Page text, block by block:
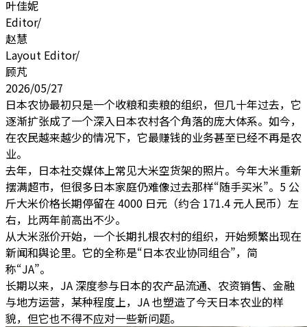
叶佳妮
Editor/
赵慧
Layout Editor/
顾芃
2026/05/27
日本农协最初只是一个收粮和卖粮的组织，但几十年过去，它
逐渐扩张成了一个深入日本农村各个角落的庞大体系。如今，
在农民越来越少的情况下，它最赚钱的业务甚至已经不再是农
业。
去年，日本社交媒体上常见大米空货架的照片。今年大米重新
摆满超市，但很多日本家庭仍难像过去那样“随手买米”。5 公
斤大米价格长期停留在 4000 日元（约合 171.4 元人民币）左
右，比两年前高出不少。
从大米涨价开始，一个长期扎根农村的组织，开始频繁出现在
新闻和舆论里。它的全称是“日本农业协同组合”，简
称“JA”。
长期以来，JA 深度参与日本的农产品流通、农资销售、金融
与地方运营，某种程度上，JA 也塑造了今天日本农业的样
貌，但它也不得不应对一些新问题。